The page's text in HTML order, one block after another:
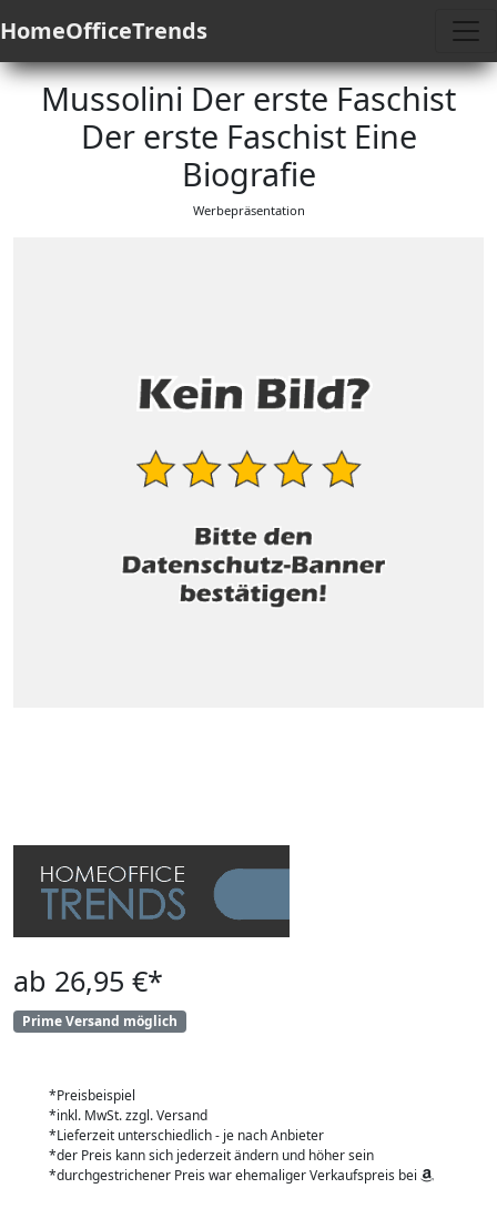
HomeOfficeTrends
Mussolini Der erste Faschist
Der erste Faschist Eine
Biografie
Werbepräsentation
ab 26,95 €*
Prime Versand möglich
*Preisbeispiel
*inkl. MwSt. zzgl. Versand
*Lieferzeit unterschiedlich - je nach Anbieter
*der Preis kann sich jederzeit ändern und höher sein
*durchgestrichener Preis war ehemaliger Verkaufspreis bei